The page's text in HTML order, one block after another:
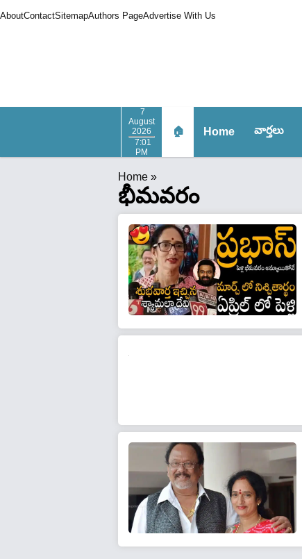
AboutContactSitemapAuthors PageAdvertise With Us
7
August
2026
7:01
PM
🏠 Home వార్త‌లు
Home »
భీమవరం